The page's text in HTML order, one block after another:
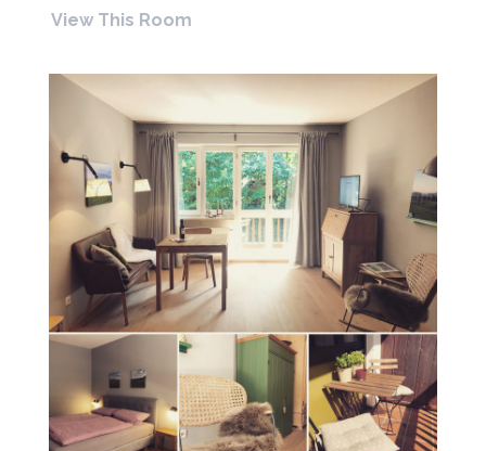
View This Room